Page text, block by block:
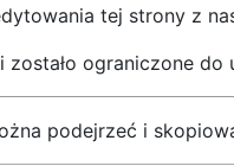
tej strony z
zostało ograniczone
podejrzeć i